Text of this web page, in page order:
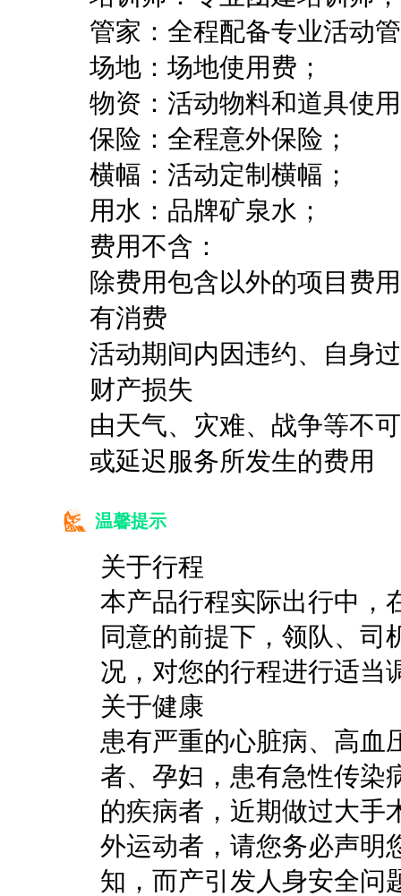
管家：全程配备专业活动
场地：场地使用费；
物资：活动物料和道具使
保险：全程意外保险；
横幅：活动定制横幅；
用水：品牌矿泉水；
费用不含：
除费用包含以外的项目费
有消费
活动期间内因违约、自身
财产损失
由天气、灾难、战争等不
或延迟服务所发生的费用
温馨提示
关于行程
本产品行程实际出行中，
同意的前提下，领队、司
况，对您的行程进行适当
关于健康
患有严重的心脏病、高血
者、孕妇，患有急性传染
的疾病者，近期做过大手
外运动者，请您务必声明
知，而产引发人身安全问